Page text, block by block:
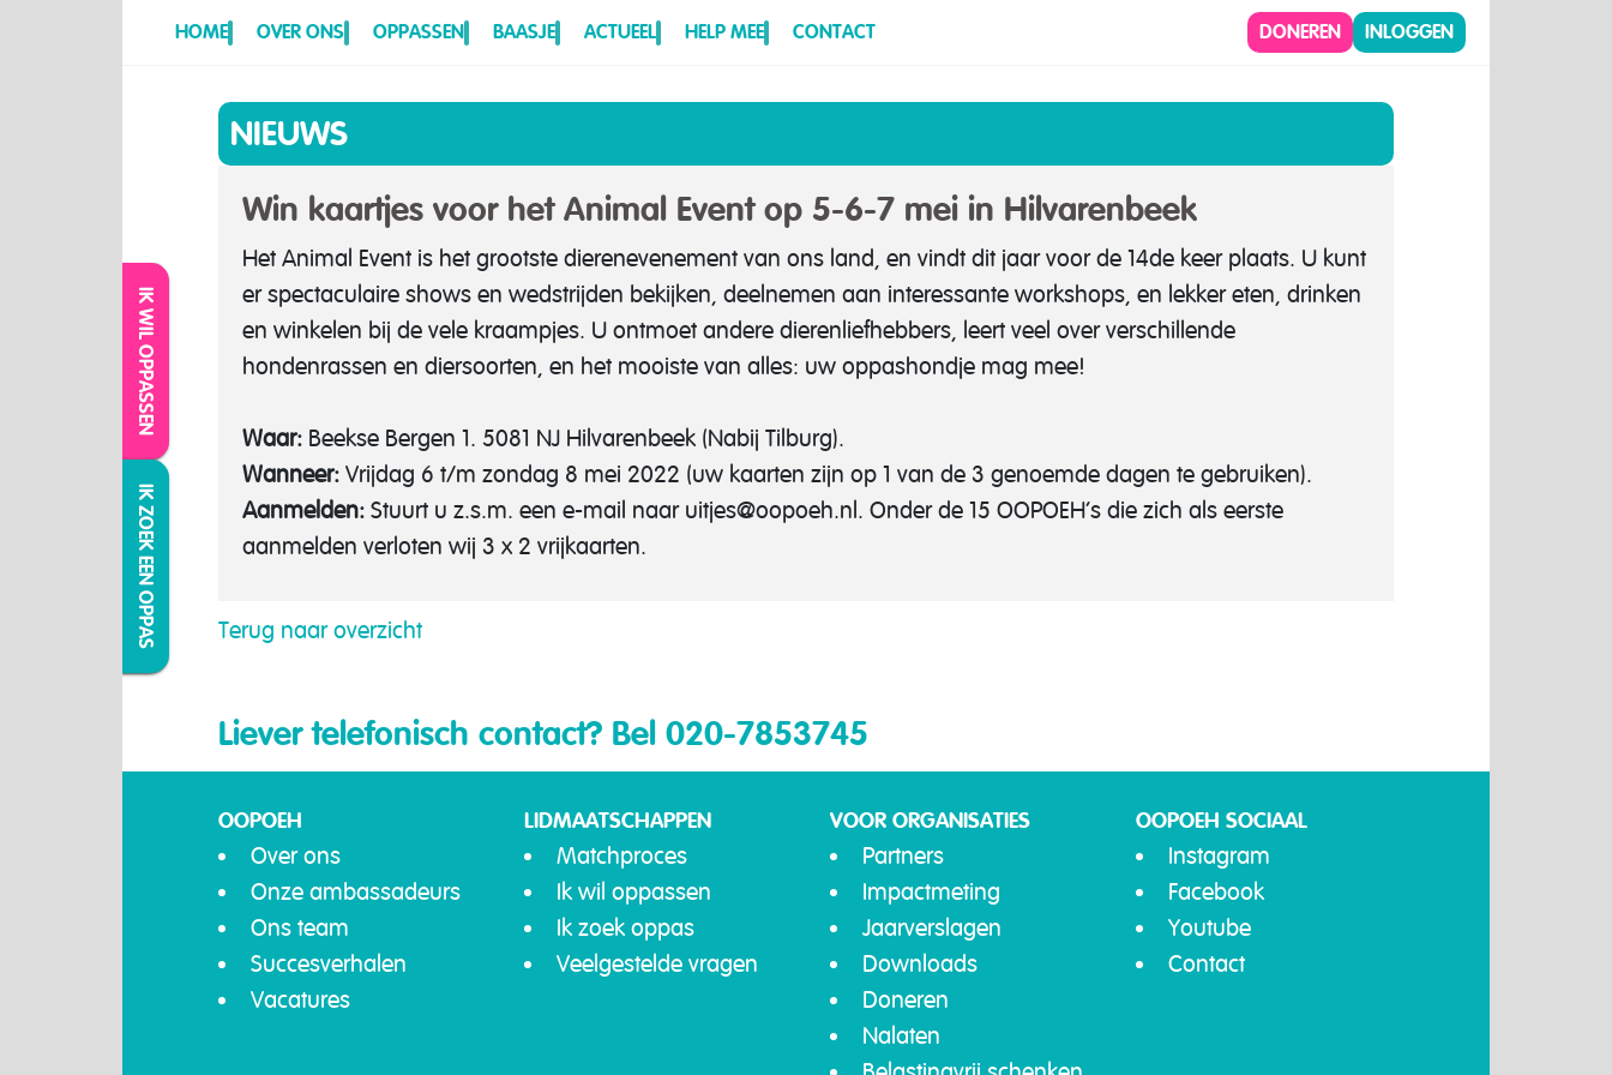
HOME OVER ONS OPPASSEN BAASJE ACTUEEL HELP MEE CONTACT DONEREN INLOGGEN
IK WIL OPPASSEN
IK ZOEK EEN OPPAS
NIEUWS
Win kaartjes voor het Animal Event op 5-6-7 mei in Hilvarenbeek
Het Animal Event is het grootste dierenevenement van ons land, en vindt dit jaar voor de 14de keer plaats. U kunt
er spectaculaire shows en wedstrijden bekijken, deelnemen aan interessante workshops, en lekker eten, drinken
en winkelen bij de vele kraampjes. U ontmoet andere dierenliefhebbers, leert veel over verschillende
hondenrassen en diersoorten, en het mooiste van alles: uw oppashondje mag mee!
Waar: Beekse Bergen 1. 5081 NJ Hilvarenbeek (Nabij Tilburg).
Wanneer: Vrijdag 6 t/m zondag 8 mei 2022 (uw kaarten zijn op 1 van de 3 genoemde dagen te gebruiken).
Aanmelden: Stuurt u z.s.m. een e-mail naar uitjes@oopoeh.nl. Onder de 15 OOPOEH’s die zich als eerste
aanmelden verloten wij 3 x 2 vrijkaarten.
Terug naar overzicht
Liever telefonisch contact? Bel 020-7853745
OOPOEH
Over ons
Onze ambassadeurs
Ons team
Succesverhalen
Vacatures
LIDMAATSCHAPPEN
Matchproces
Ik wil oppassen
Ik zoek oppas
Veelgestelde vragen
VOOR ORGANISATIES
Partners
Impactmeting
Jaarverslagen
Downloads
Doneren
Nalaten
OOPOEH SOCIAAL
Instagram
Facebook
Youtube
Contact